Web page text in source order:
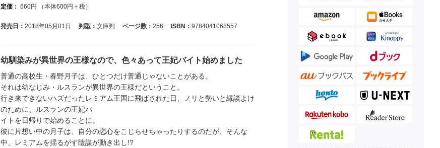
定価： 660円 （本体600円＋税）
発売日： 2018年05月01日 判型： 文庫判 ページ数： 256 ISBN： 9784041068557
幼馴染みが異世界の王様なので、色々あって王妃バイト始めました
普通の高校生・春野月子は、ひとつだけ普通じゃないことがある。
それは幼なじみ・ルスランが異世界の王様だということ。
行き来できないハズだったレミアム王国に飛ばされた日、ノリと勢いと縁談よけ
のために、ルスランの王妃バ
イトを日帰りで始めることに。
彼に片想い中の月子は、自分の恋心をこじらせちゃったりするのだが、そんな
中、レミアムを揺るがす陰謀が動き出し!?